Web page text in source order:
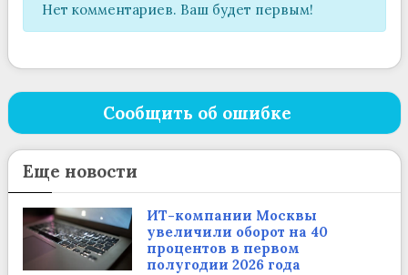
Нет комментариев. Ваш будет первым!
Сообщить об ошибке
Еще новости
ИТ-компании Москвы
увеличили оборот на 40
процентов в первом
полугодии 2026 года